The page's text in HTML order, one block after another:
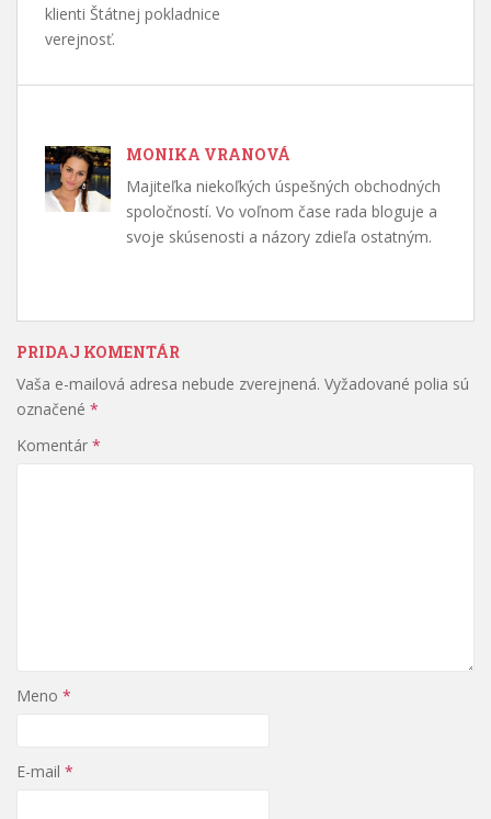
klienti Štátnej pokladnice
verejnosť.
MONIKA VRANOVÁ
Majiteľka niekoľkých úspešných obchodných
spoločností. Vo voľnom čase rada bloguje a
svoje skúsenosti a názory zdieľa ostatným.
PRIDAJ KOMENTÁR
Vaša e-mailová adresa nebude zverejnená. Vyžadované polia sú
označené *
Komentár *
Meno *
E-mail *